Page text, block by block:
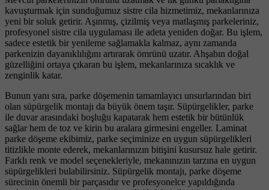
kavuşturmak için sunduğumuz sistre cila hizmetimiz, mekanlarınıza
yeni bir soluk getirir. Aşınmış, çizilmiş veya matlaşmış parkeleriniz,
profesyonel sistre cila uygulaması ile adeta yeniden doğar. Bu işlem,
sadece estetik bir yenileme sağlamakla kalmaz, aynı zamanda
parkenizin dayanıklılığını artırarak ömrünü uzatır. Ahşabın doğal
güzelliğini ortaya çıkaran bu işlem, mekanlarınıza sıcaklık ve
zenginlik katar.
Bunun yanı sıra, parke döşemenin tamamlayıcı unsurlarından biri
olan süpürgelik montajı da büyük önem taşır. Süpürgelikler, parke
ile duvar arasındaki boşluğu kapatarak hem estetik bir bütünlük
sağlar hem de toz ve kirin bu aralara girmesini engeller. Laminat
parke döşeme ekibimiz, parke seçiminize en uygun süpürgelikleri
titizlikle monte ederek, mekanlarınızın bitişini kusursuz hale getirir.
Farklı renk ve model seçenekleriyle, mekanınızın tarzına en uygun
süpürgelikleri bulabilirsiniz. Süpürgelik montajı, parke döşeme
sürecinin önemli bir parçasıdır ve profesyonelce yapıldığında